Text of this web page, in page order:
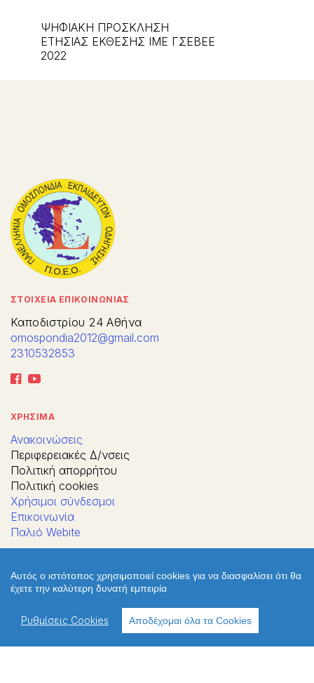
ΨΗΦΙΑΚΗ ΠΡΟΣΚΛΗΣΗ
ΕΤΗΣΙΑΣ ΕΚΘΕΣΗΣ ΙΜΕ ΓΣΕΒΕΕ
2022
ΣΤΟΙΧΕΙΑ ΕΠΙΚΟΙΝΩΝΙΑΣ
Καποδιστρίου 24 Αθήνα
omospondia2012@gmail.com
2310532853
ΧΡΗΣΙΜΑ
Ανακοινώσεις
Περιφερειακές Δ/νσεις
Πολιτική απορρήτου
Πολιτική cookies
Χρήσιμοι σύνδεσμοι
Επικοινωνία
Παλιό Webite
Αυτός ο ιστότοπος χρησιμοποιεί cookies για να διασφαλίσει ότι θα
έχετε την καλύτερη δυνατή εμπειρία
Ρυθμίσεις Cookies Αποδέχομαι όλα τα Cookies